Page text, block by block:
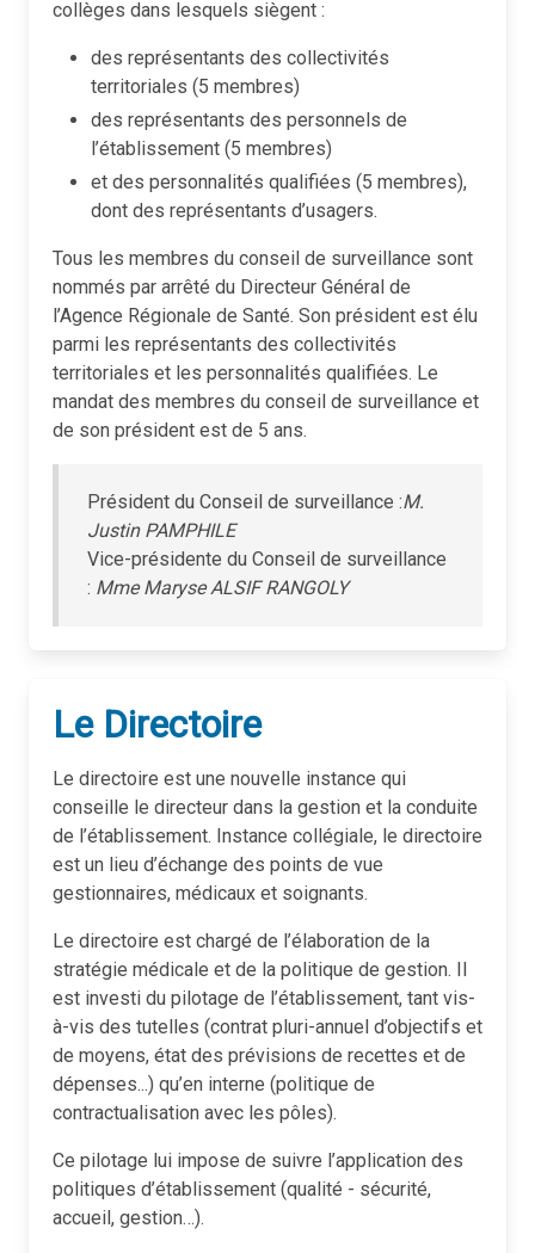
collèges dans lesquels siègent :
des représentants des collectivités
territoriales (5 membres)
des représentants des personnels de
l’établissement (5 membres)
et des personnalités qualifiées (5 membres),
dont des représentants d’usagers.
Tous les membres du conseil de surveillance sont
nommés par arrêté du Directeur Général de
l’Agence Régionale de Santé. Son président est élu
parmi les représentants des collectivités
territoriales et les personnalités qualifiées. Le
mandat des membres du conseil de surveillance et
de son président est de 5 ans.
Président du Conseil de surveillance :M.
Justin PAMPHILE
Vice-présidente du Conseil de surveillance
: Mme Maryse ALSIF RANGOLY
Le Directoire
Le directoire est une nouvelle instance qui
conseille le directeur dans la gestion et la conduite
de l’établissement. Instance collégiale, le directoire
est un lieu d’échange des points de vue
gestionnaires, médicaux et soignants.
Le directoire est chargé de l’élaboration de la
stratégie médicale et de la politique de gestion. Il
est investi du pilotage de l’établissement, tant vis-
à-vis des tutelles (contrat pluri-annuel d’objectifs et
de moyens, état des prévisions de recettes et de
dépenses...) qu’en interne (politique de
contractualisation avec les pôles).
Ce pilotage lui impose de suivre l’application des
politiques d’établissement (qualité - sécurité,
accueil, gestion…).